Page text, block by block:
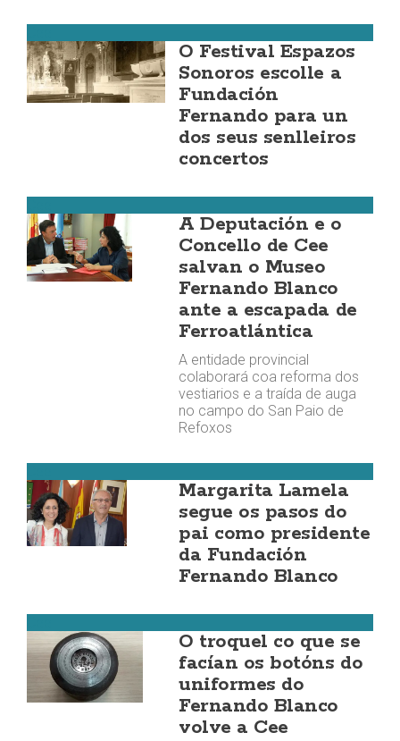
O Festival Espazos
Sonoros escolle a
Fundación
Fernando para un
dos seus senlleiros
concertos
A Deputación e o
Concello de Cee
salvan o Museo
Fernando Blanco
ante a escapada de
Ferroatlántica
A entidade provincial
colaborará coa reforma dos
vestiarios e a traída de auga
no campo do San Paio de
Refoxos
Margarita Lamela
segue os pasos do
pai como presidente
da Fundación
Fernando Blanco
O troquel co que se
facían os botóns do
uniformes do
Fernando Blanco
volve a Cee